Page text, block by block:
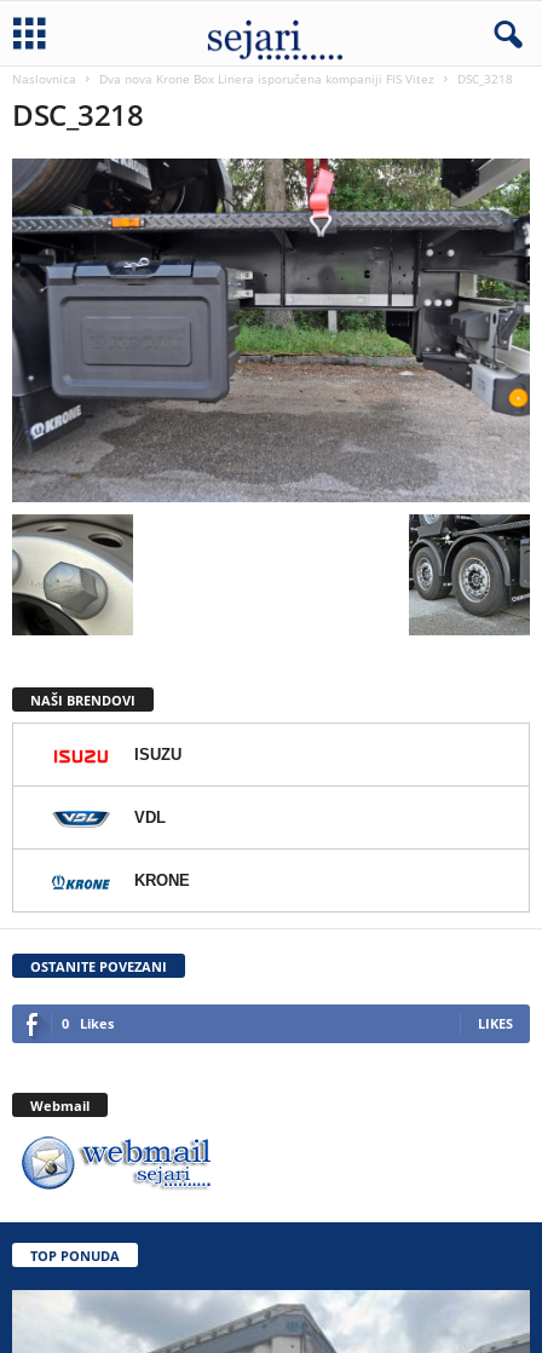
Naslovnica Dva nova Krone Box Linera isporučena kompaniji FIS Vitez DSC_3218
DSC_3218
NAŠI BRENDOVI
ISUZU
VDL
KRONE
OSTANITE POVEZANI
0 Likes LIKES
Webmail
TOP PONUDA